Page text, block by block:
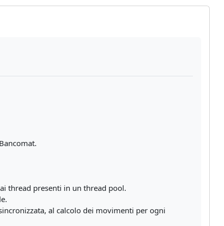
thread presenti in un thread pool.
al calcolo dei movimenti per ogni